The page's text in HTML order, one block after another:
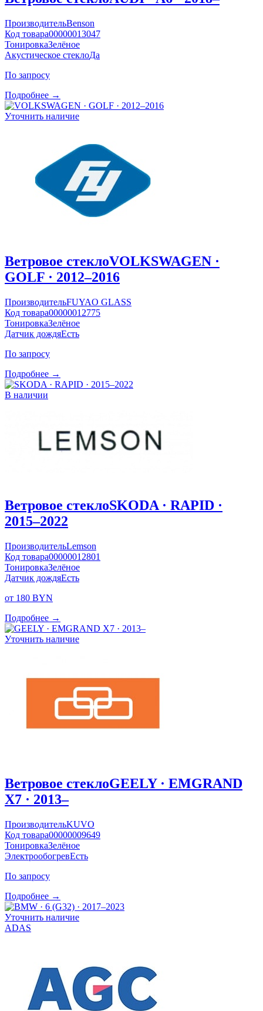
ПроизводительBenson
Код товара00000013047
ТонировкаЗелёное
Акустическое стеклоДа
По запросу
Подробнее →
Уточнить наличие
Ветровое стеклоVOLKSWAGEN ·
GOLF · 2012–2016
ПроизводительFUYAO GLASS
Код товара00000012775
ТонировкаЗелёное
Датчик дождяЕсть
По запросу
Подробнее →
В наличии
Ветровое стеклоSKODA · RAPID ·
2015–2022
ПроизводительLemson
Код товара00000012801
ТонировкаЗелёное
Датчик дождяЕсть
от 180 BYN
Подробнее →
Уточнить наличие
Ветровое стеклоGEELY · EMGRAND
X7 · 2013–
ПроизводительKUVO
Код товара00000009649
ТонировкаЗелёное
ЭлектрообогревЕсть
По запросу
Подробнее →
Уточнить наличие
ADAS